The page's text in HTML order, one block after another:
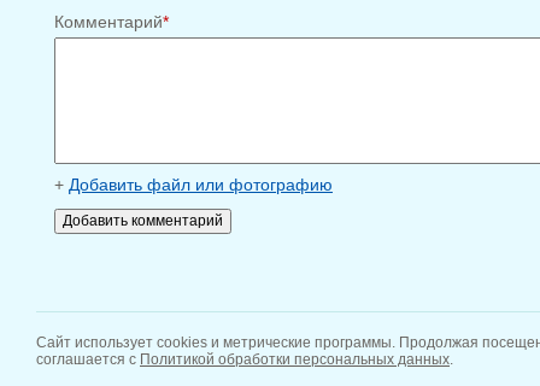
Комментарий*
+ Добавить файл или фотографию
Сайт использует cookies и метрические программы. Продолжая
соглашается с Политикой обработки персональных данных.